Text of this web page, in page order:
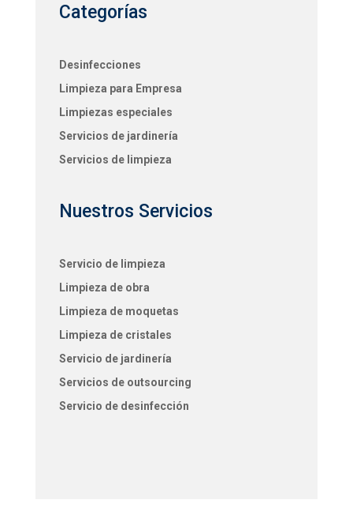
Categorías
Desinfecciones
Limpieza para Empresa
Limpiezas especiales
Servicios de jardinería
Servicios de limpieza
Nuestros Servicios
Servicio de limpieza
Limpieza de obra
Limpieza de moquetas
Limpieza de cristales
Servicio de jardinería
Servicios de outsourcing
Servicio de desinfección